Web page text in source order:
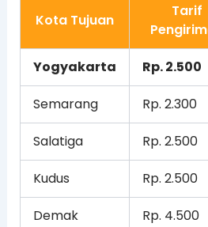
Kota Tujuan
Tarif
Yogyakarta Rp. 2.500
Semarang Rp. 2.300
Salatiga Rp. 2.500
Kudus Rp. 2.500
Demak Rp. 4.500